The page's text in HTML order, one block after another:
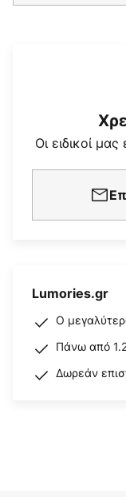
Οι ειδικοί
Lumories.gr
Ο
Πάνω από
Δωρεάν